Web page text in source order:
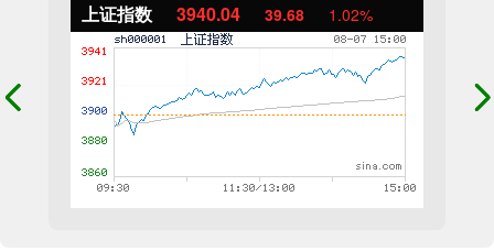
上证指数 3940.04 39.68 1.02%